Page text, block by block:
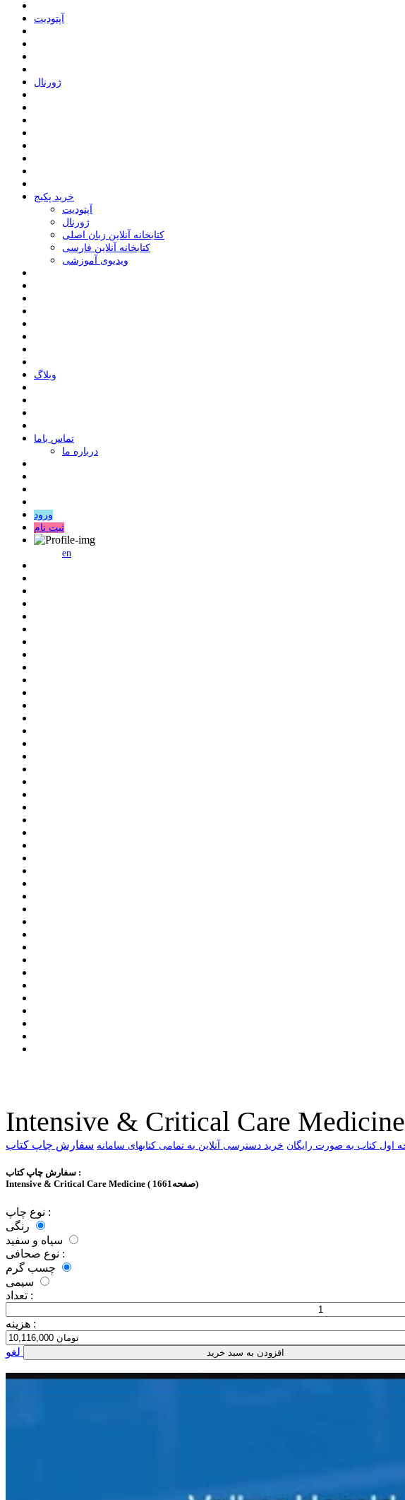
ﺁﭘﺘﻮﺩﯾﺖ
ﮊﻭﺭﻧﺎﻝ
خرید پکیج
ﺁﭘﺘﻮﺩﯾﺖ
ﮊﻭﺭﻧﺎﻝ
کتابخانه آنلاین زبان اصلی
کتابخانه آنلاین فارسی
ویدیوی آموزشی
وبلاگ
ﺗﻤﺎﺱ ﺑﺎﻣﺎ
درباره ما
ورود
ثبت نام
en
Intensive & Critical Care Medicine
خرید دسترسی آنلاین به تمامی کتابهای سامانه سفارش چاپ کتاب
سفارش چاپ کتاب :
Intensive & Critical Care Medicine ( 1661صفحه)
نوع چاپ :
رنگی
سیاه و سفید
نوع صحافی :
تعداد :
هزینه :
افزودن به سبد خرید